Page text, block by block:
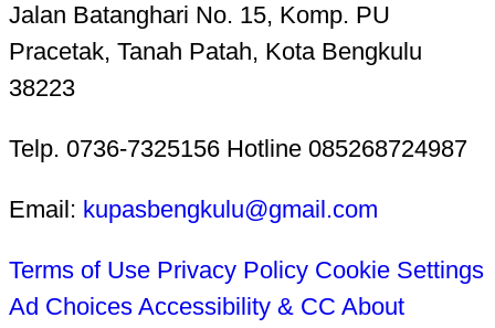
Jalan Batanghari No. 15, Komp. PU
Pracetak, Tanah Patah, Kota Bengkulu
38223
Telp. 0736-7325156 Hotline 085268724987
Email: kupasbengkulu@gmail.com
Terms of Use Privacy Policy Cookie Settings
Ad Choices Accessibility & CC About